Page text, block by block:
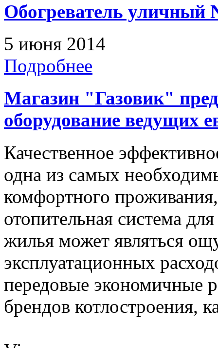
Обогреватель уличный
5 июня 2014
Подробнее
Магазин "Газовик"
оборудование ведущих
Качественное
одна из самых
комфортного
отопительная система
жилья может являться
эксплуатационных
передовые экономичные
брендов котлостроения,